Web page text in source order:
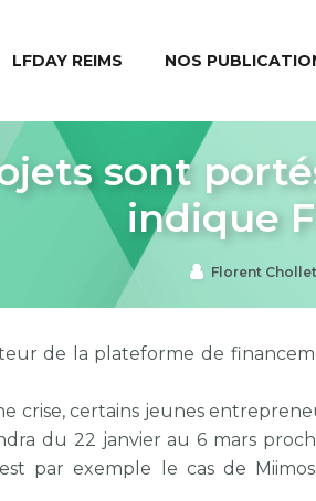
LFDAY REIMS NOS
sont
indique
Florent Chollet
de la plateforme de
crise, certains jeunes
du 22 janvier au 6 mars
par exemple le cas de